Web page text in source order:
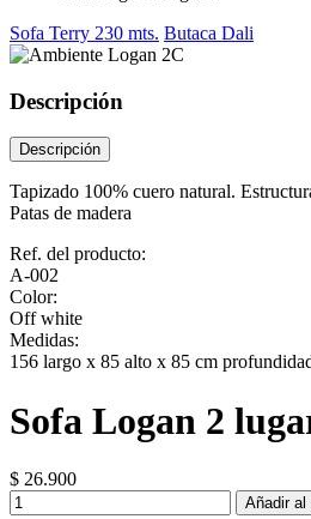
Sofa Terry 230 mts. Butaca Dali
Descripción
Descripción
Tapizado 100% cuero natural.
Patas de madera
Ref. del producto:
A-002
Color:
Off white
Medidas:
156 largo x 85 alto x 85 cm
Sofa Logan 2
$ 26.900
Añadir al